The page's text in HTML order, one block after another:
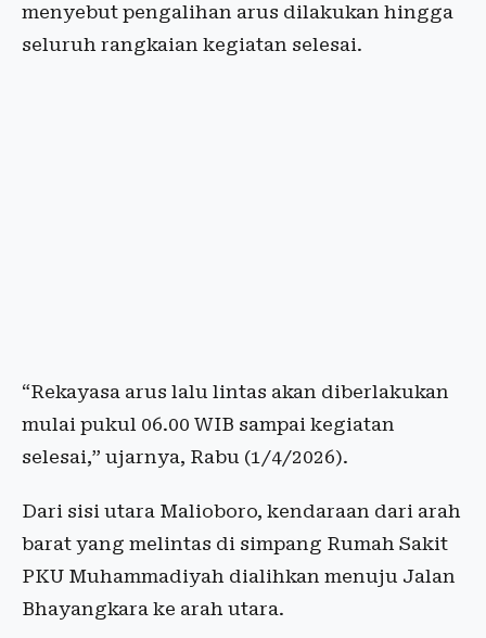
menyebut pengalihan arus dilakukan hingga
seluruh rangkaian kegiatan selesai.
“Rekayasa arus lalu lintas akan diberlakukan
mulai pukul 06.00 WIB sampai kegiatan
selesai,” ujarnya, Rabu (1/4/2026).
Dari sisi utara Malioboro, kendaraan dari arah
barat yang melintas di simpang Rumah Sakit
PKU Muhammadiyah dialihkan menuju Jalan
Bhayangkara ke arah utara.